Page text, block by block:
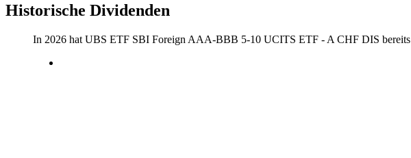
Historische Dividenden
In 2026 hat UBS ETF SBI Foreign AAA-BBB 5-10 UCITS ETF - A CHF DIS bereits